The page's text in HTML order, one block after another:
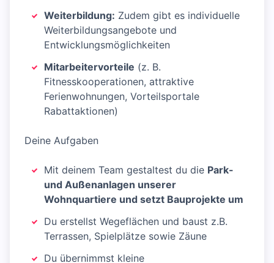
Weiterbildung: Zudem gibt es individuelle
Weiterbildungsangebote und
Entwicklungsmöglichkeiten
Mitarbeitervorteile (z. B.
Fitnesskooperationen, attraktive
Ferienwohnungen, Vorteilsportale
Rabattaktionen)
Deine Aufgaben
Mit deinem Team gestaltest du die Park-
und Außenanlagen unserer
Wohnquartiere und setzt Bauprojekte um
Du erstellst Wegeflächen und baust z.B.
Terrassen, Spielplätze sowie Zäune
Du übernimmst kleine